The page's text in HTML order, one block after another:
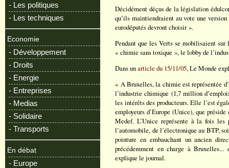
- Les politiques
- Les techniques
Economie
- Développement
- Droits
- Energie
- Entreprises
- Medias
- Solidaire
- Transports
En débat
- Europe
Décidément déçus de la législation
qu’ils maintiendraient au vote une
eurodéputés devront choisir ».
Pendant que les Verts se mobilisaient sur
« chimie sans toxique », le lobby de
Dans unarticle du 15/11/05, Le Monde
« A Bruxelles, la chimie est représentée
l’industrie chimique (1,7 million
les intérêts des producteurs. Elle l’est
employeurs d’Europe (Unice), que
Medef. L’Unice représente à la fois
l’automobile, de l’électronique au BTP,
pointure en embauchant un ancien
précédemment en charge à
explique le journal.